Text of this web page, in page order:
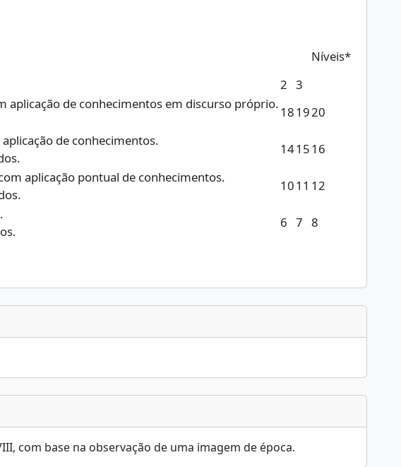
Níveis*
2 3
aplicação de conhecimentos em discurso próprio.
181920
de conhecimentos.
141516
aplicação pontual de conhecimentos.
1011 12
6 7 8
com base na observação de uma imagem de época.